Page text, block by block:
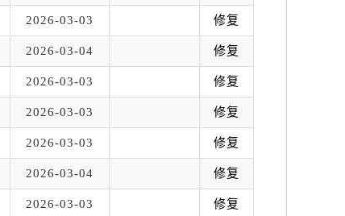
2026-03-03 修复
2026-03-04 修复
2026-03-03 修复
2026-03-03 修复
2026-03-03 修复
2026-03-04 修复
2026-03-03 修复